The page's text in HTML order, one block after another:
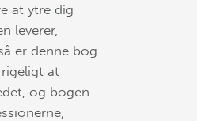
at ytre dig
leverer,
er denne bog
at
og bogen